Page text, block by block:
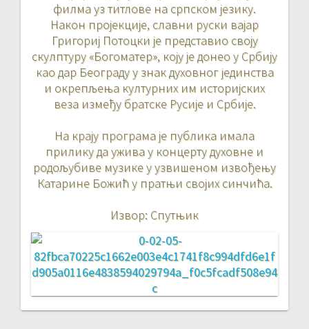
филма уз титлове на српском језику.
Након пројекције, славни руски вајар
Григориј Потоцки је представио своју
скулптуру «Богоматер», коју је донео у Србију
као дар Београду у знак духовног јединства
и окрепљења културних им историјских
веза између братске Русије и Србије.
На крају програма је публика имала
прилику да ужива у концерту духовне и
родољубиве музике у узвишеном извођењу
Катарине Божић у пратњи својих синчића.
Извор: Спутњик